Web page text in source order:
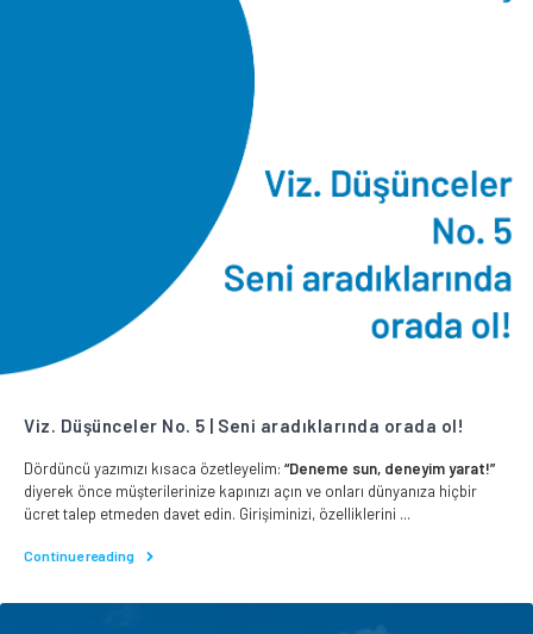
Viz. Düşünceler No. 5 | Seni aradıklarında orada ol!
Dördüncü yazımızı kısaca özetleyelim: “Deneme sun, deneyim yarat!”
diyerek önce müşterilerinize kapınızı açın ve onları dünyanıza hiçbir
ücret talep etmeden davet edin. Girişiminizi, özelliklerini ...
Continue reading